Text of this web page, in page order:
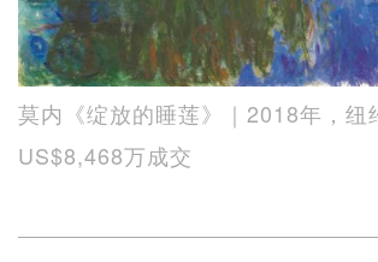
莫内《绽放的睡莲》｜2018年，纽
US$8,468万成交